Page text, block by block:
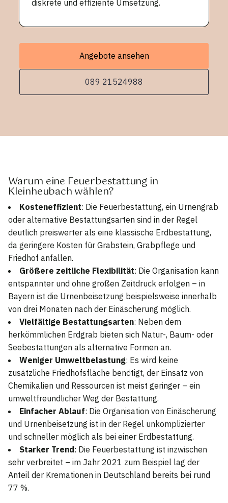
diskrete und effiziente Umsetzung.
Angebote ansehen
089 21524988
Warum eine Feuerbestattung in
Kleinheubach wählen?
Kosteneffizient: Die Feuerbestattung, ein Urnengrab
oder alternative Bestattungsarten sind in der Regel
deutlich preiswerter als eine klassische Erdbestattung,
da geringere Kosten für Grabstein, Grabpflege und
Friedhof anfallen.
Größere zeitliche Flexibilität: Die Organisation kann
entspannter und ohne großen Zeitdruck erfolgen – in
Bayern ist die Urnenbeisetzung beispielsweise innerhalb
von drei Monaten nach der Einäscherung möglich.
Vielfältige Bestattungsarten: Neben dem
herkömmlichen Erdgrab bieten sich Natur-, Baum- oder
Seebestattungen als alternative Formen an.
Weniger Umweltbelastung: Es wird keine
zusätzliche Friedhofsfläche benötigt, der Einsatz von
Chemikalien und Ressourcen ist meist geringer – ein
umweltfreundlicher Weg der Bestattung.
Einfacher Ablauf: Die Organisation von Einäscherung
und Urnenbeisetzung ist in der Regel unkomplizierter
und schneller möglich als bei einer Erdbestattung.
Starker Trend: Die Feuerbestattung ist inzwischen
sehr verbreitet – im Jahr 2021 zum Beispiel lag der
Anteil der Kremationen in Deutschland bereits bei rund
77 %.